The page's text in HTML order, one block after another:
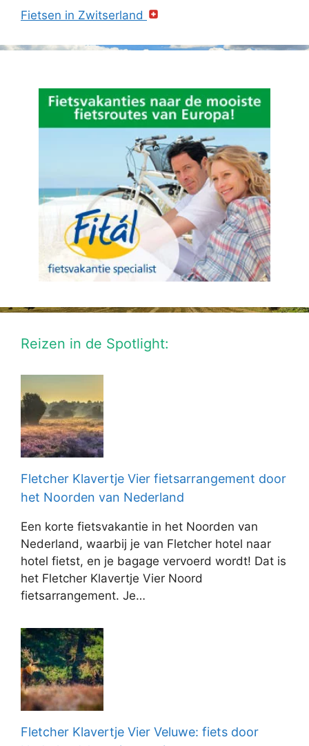
Fietsen in Zwitserland
Reizen in de Spotlight:
Fletcher Klavertje Vier fietsarrangement door
het Noorden van Nederland
Een korte fietsvakantie in het Noorden van
Nederland, waarbij je van Fletcher hotel naar
hotel fietst, en je bagage vervoerd wordt! Dat is
het Fletcher Klavertje Vier Noord
fietsarrangement. Je…
Fletcher Klavertje Vier Veluwe: fiets door